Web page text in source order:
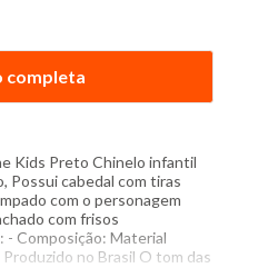
completa
Kids Preto Chinelo infantil
Possui cabedal com tiras
com o personagem
com frisos
Composição: Material
no Brasil O tom das